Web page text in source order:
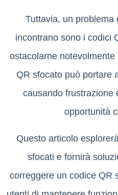
Tuttavia, un problema
incontrano sono i codici
ostacolarne
QR sfocato può portare
causando frustrazione
opportunità
Questo articolo
sfocati e fornirà
correggere un codice QR